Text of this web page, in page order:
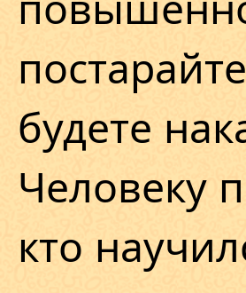
будете
Человеку
кто